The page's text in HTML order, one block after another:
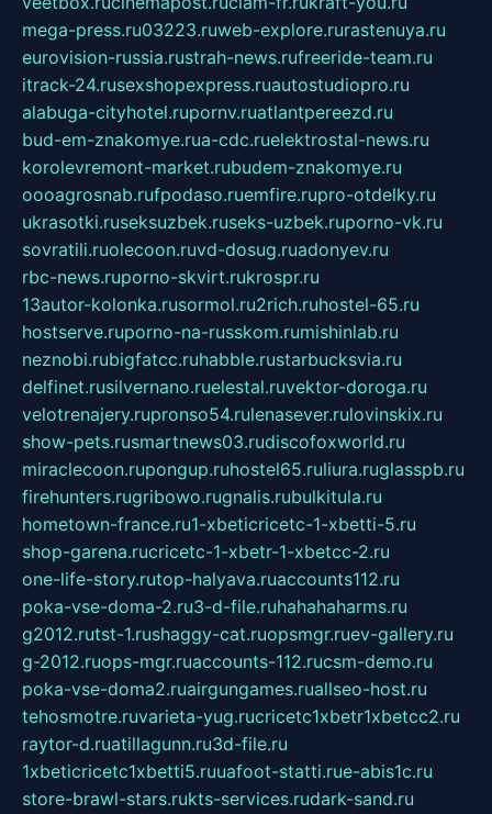
mega-press.ru03223.ruweb-explore.rurastenuya.ru
eurovision-russia.rustrah-news.rufreeride-team.ru
itrack-24.rusexshopexpress.ruautostudiopro.ru
alabuga-cityhotel.rupornv.ruatlantpereezd.ru
bud-em-znakomye.rua-cdc.ruelektrostal-news.ru
korolevremont-market.rubudem-znakomye.ru
oooagrosnab.rufpodaso.ruemfire.rupro-otdelky.ru
ukrasotki.ruseksuzbek.ruseks-uzbek.ruporno-vk.ru
sovratili.ruolecoon.ruvd-dosug.ruadonyev.ru
rbc-news.ruporno-skvirt.rukrospr.ru
13autor-kolonka.rusormol.ru2rich.ruhostel-65.ru
hostserve.ruporno-na-russkom.rumishinlab.ru
neznobi.rubigfatcc.ruhabble.rustarbucksvia.ru
delfinet.rusilvernano.ruelestal.ruvektor-doroga.ru
velotrenajery.rupronso54.rulenasever.rulovinskix.ru
show-pets.rusmartnews03.rudiscofoxworld.ru
miraclecoon.rupongup.ruhostel65.ruliura.ruglasspb.ru
firehunters.rugribowo.rugnalis.rubulkitula.ru
hometown-france.ru1-xbeticricetc-1-xbetti-5.ru
shop-garena.rucricetc-1-xbetr-1-xbetcc-2.ru
one-life-story.rutop-halyava.ruaccounts112.ru
poka-vse-doma-2.ru3-d-file.ruhahahaharms.ru
g2012.rutst-1.rushaggy-cat.ruopsmgr.ruev-gallery.ru
g-2012.ruops-mgr.ruaccounts-112.rucsm-demo.ru
poka-vse-doma2.ruairgungames.ruallseo-host.ru
tehosmotre.ruvarieta-yug.rucricetc1xbetr1xbetcc2.ru
raytor-d.ruatillagunn.ru3d-file.ru
1xbeticricetc1xbetti5.ruuafoot-statti.rue-abis1c.ru
store-brawl-stars.rukts-services.rudark-sand.ru